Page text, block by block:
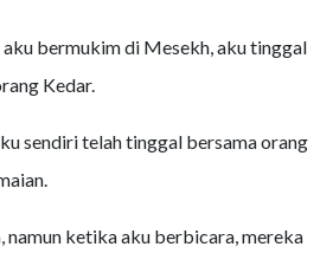
bermukim di Mesekh, aku tinggal
Kedar.
sendiri telah tinggal bersama orang
namun ketika aku berbicara, mereka